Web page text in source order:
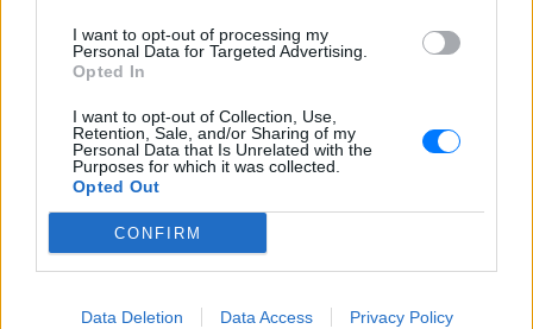
I want to opt-out of processing my
Personal Data for Targeted Advertising.
Opted In
I want to opt-out of Collection, Use,
Retention, Sale, and/or Sharing of my
Personal Data that Is Unrelated with the
Purposes for which it was collected.
Opted Out
CONFIRM
Data Deletion Data Access Privacy Policy
αναχωρήσεις
ΣΉΜΕΡΑ
σύνδεση της επέκτασης Καλαμαριάς με
τη βασική γραμμή του μέσου.
42χρονη από το Ρότερνταμ
μάρτυρες τα 3 παιδιά της
ΣΉΜΕΡΑ
ήταν παρόν όταν εκτυλίχθηκε το τραγικό
συμβάν.